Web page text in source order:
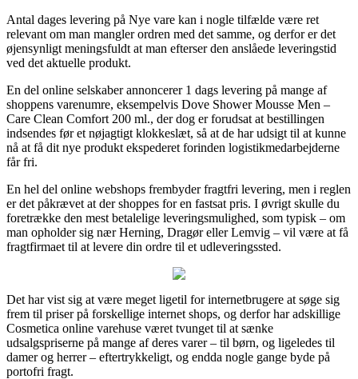
Antal dages levering på Nye vare kan i nogle tilfælde være ret
relevant om man mangler ordren med det samme, og derfor er det
øjensynligt meningsfuldt at man efterser den anslåede leveringstid
ved det aktuelle produkt.
En del online selskaber annoncerer 1 dags levering på mange af
shoppens varenumre, eksempelvis Dove Shower Mousse Men –
Care Clean Comfort 200 ml., der dog er forudsat at bestillingen
indsendes før et nøjagtigt klokkeslæt, så at de har udsigt til at kunne
nå at få dit nye produkt ekspederet forinden logistikmedarbejderne
får fri.
En hel del online webshops frembyder fragtfri levering, men i reglen
er det påkrævet at der shoppes for en fastsat pris. I øvrigt skulle du
foretrække den mest betalelige leveringsmulighed, som typisk – om
man opholder sig nær Herning, Dragør eller Lemvig – vil være at få
fragtfirmaet til at levere din ordre til et udleveringssted.
Det har vist sig at være meget ligetil for internetbrugere at søge sig
frem til priser på forskellige internet shops, og derfor har adskillige
Cosmetica online varehuse været tvunget til at sænke
udsalgspriserne på mange af deres varer – til børn, og ligeledes til
damer og herrer – eftertrykkeligt, og endda nogle gange byde på
portofri fragt.